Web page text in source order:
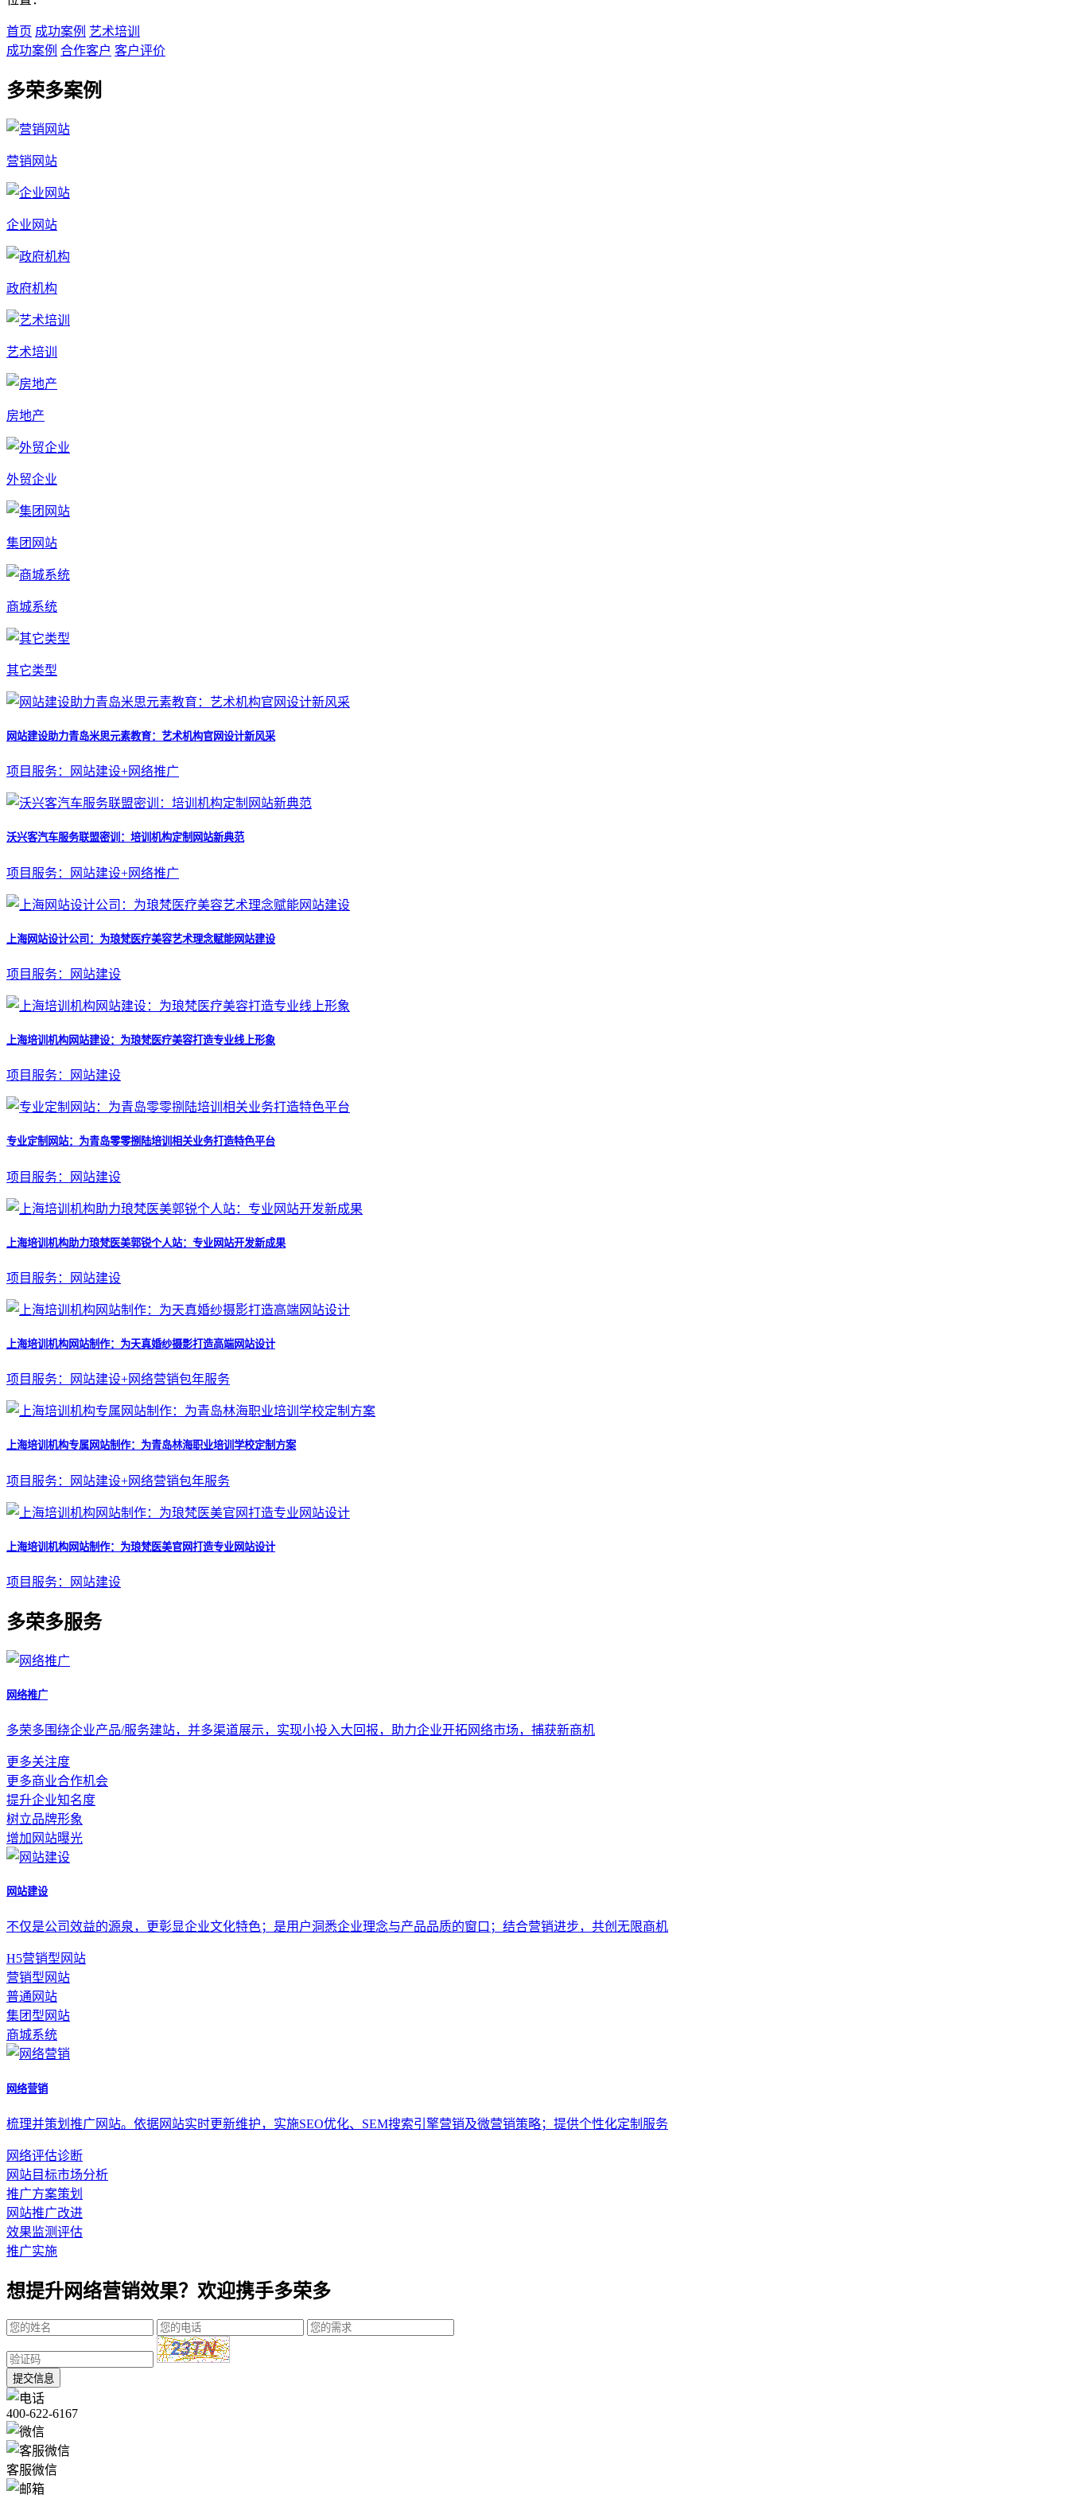
首页 成功案例 艺术培训
成功案例 合作客户 客户评价
多荣多案例
营销网站
企业网站
政府机构
艺术培训
房地产
外贸企业
集团网站
商城系统
其它类型
网站建设助力青岛米思元素教育：艺术机构官网设计新风采
项目服务：网站建设+网络推广
沃兴客汽车服务联盟密训：培训机构定制网站新典范
项目服务：网站建设+网络推广
上海网站设计公司：为琅梵医疗美容艺术理念赋能网站建设
项目服务：网站建设
上海培训机构网站建设：为琅梵医疗美容打造专业线上形象
项目服务：网站建设
专业定制网站：为青岛零零捌陆培训相关业务打造特色平台
项目服务：网站建设
上海培训机构助力琅梵医美郭锐个人站：专业网站开发新成果
项目服务：网站建设
上海培训机构网站制作：为天真婚纱摄影打造高端网站设计
项目服务：网站建设+网络营销包年服务
上海培训机构专属网站制作：为青岛林海职业培训学校定制方案
项目服务：网站建设+网络营销包年服务
上海培训机构网站制作：为琅梵医美官网打造专业网站设计
项目服务：网站建设
多荣多服务
网络推广
多荣多围绕企业产品/服务建站，并多渠道展示，实现小投入大回报，助力企业开拓网络市场，捕获新商机
更多关注度
更多商业合作机会
提升企业知名度
树立品牌形象
增加网站曝光
网站建设
不仅是公司效益的源泉，更彰显企业文化特色；是用户洞悉企业理念与产品品质的窗口；结合营销进步，共创无限商机
H5营销型网站
营销型网站
普通网站
集团型网站
商城系统
网络营销
梳理并策划推广网站。依据网站实时更新维护，实施SEO优化、SEM搜索引擎营销及微营销策略；提供个性化定制服务
网络评估诊断
网站目标市场分析
推广方案策划
网站推广改进
效果监测评估
推广实施
想提升网络营销效果？欢迎携手多荣多
提交信息
400-622-6167
客服微信